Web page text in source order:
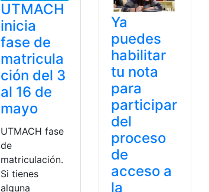
UTMACH
inicia
fase de
matricula
ción del 3
al 16 de
mayo
UTMACH fase
de
matriculación.
Si tienes
alguna
Ya
puedes
habilitar
tu nota
para
participar
del
proceso
de
acceso a
la